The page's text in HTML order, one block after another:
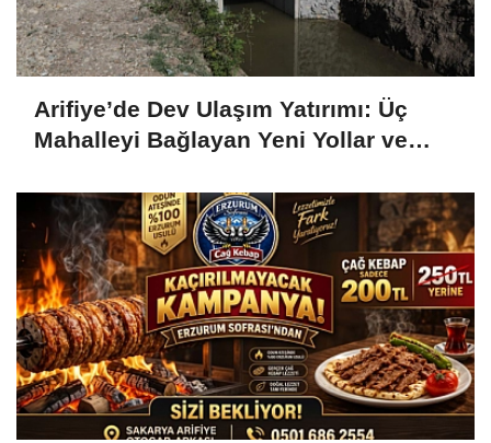
Arifiye’de Dev Ulaşım Yatırımı: Üç
Mahalleyi Bağlayan Yeni Yollar ve